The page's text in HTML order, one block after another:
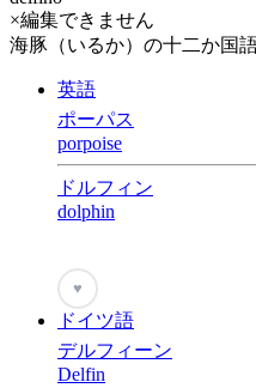
×編集できません
海豚（いるか）の十二か国
英語
ポーパス
porpoise
ドルフィン
dolphin
♥
ドイツ語
デルフィーン
Delfin